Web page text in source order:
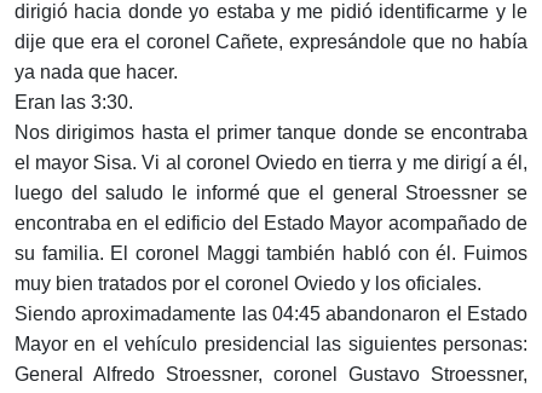
dirigió hacia donde yo estaba y me pidió identificarme y le
dije que era el coronel Cañete, expresándole que no había
ya nada que hacer.
Eran las 3:30.
Nos dirigimos hasta el primer tanque donde se encontraba
el mayor Sisa. Vi al coronel Oviedo en tierra y me dirigí a él,
luego del saludo le informé que el general Stroessner se
encontraba en el edificio del Estado Mayor acompañado de
su familia. El coronel Maggi también habló con él. Fuimos
muy bien tratados por el coronel Oviedo y los oficiales.
Siendo aproximadamente las 04:45 abandonaron el Estado
Mayor en el vehículo presidencial las siguientes personas:
General Alfredo Stroessner, coronel Gustavo Stroessner,